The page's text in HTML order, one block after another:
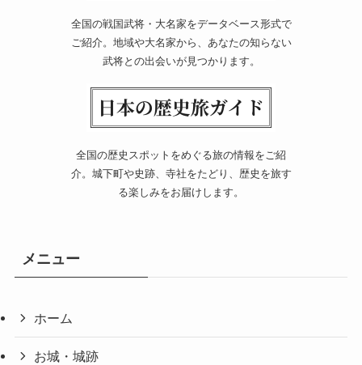
全国の戦国武将・大名家をデータベース形式で
ご紹介。地域や大名家から、あなたの知らない
武将との出会いが見つかります。
全国の歴史スポットをめぐる旅の情報をご紹
介。城下町や史跡、寺社をたどり、歴史を旅す
る楽しみをお届けします。
メニュー
ホーム
お城・城跡